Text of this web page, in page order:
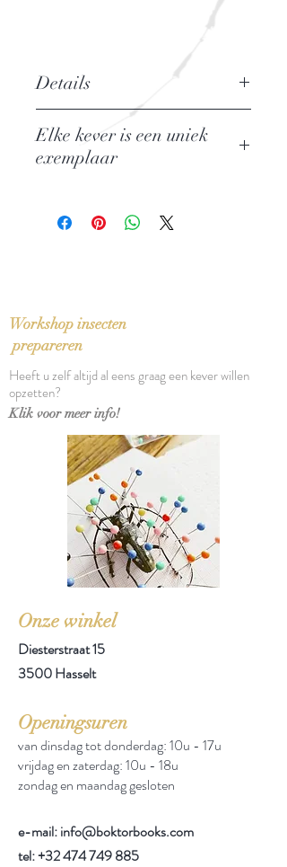
Details
Naam: Eupatorus gracilicornis
Familie: Scarabaeidae / Dynastinae
Herkomst: Thailand
Afmetingen glazen doos (h x b x d):
Elke kever is een uniek
exemplaar
wat afwijken van de voorbeeldfoto
Workshop insecten
prepareren
Heeft u zelf altijd al eens graag een kever willen
opzetten?
Klik voor meer info!
Onze winkel
Diesterstraat 15
3500 Hasselt
Openingsuren
van dinsdag tot donderdag: 10u - 17u
vrijdag en zaterdag: 10u - 18u
zondag en maandag gesloten
e-mail: info@boktorbooks.com
tel:+32 474 749 885